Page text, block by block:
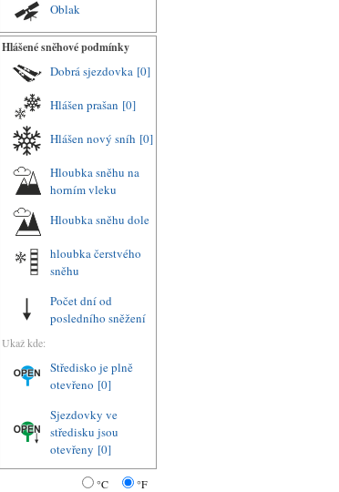
Oblak
Hlášené sněhové podmínky
Dobrá sjezdovka [0]
Hlášen prašan [0]
Hlášen nový sníh [0]
Hloubka sněhu na
horním vleku
Hloubka sněhu dole
hloubka čerstvého
sněhu
Počet dní od
posledního sněžení
Ukaž kde:
Středisko je plně
otevřeno [0]
Sjezdovky ve
středisku jsou
otevřeny [0]
°C °F